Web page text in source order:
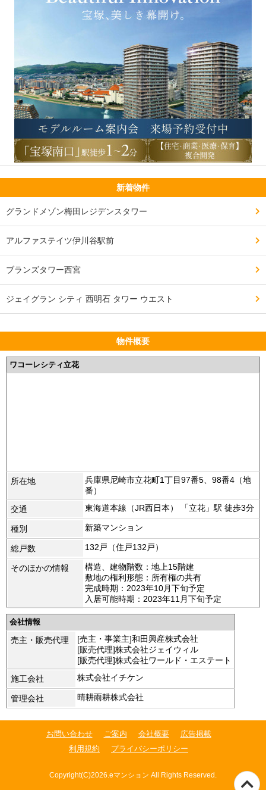
新着物件
グランドメゾン梅田レジデンスタワー
アルファステイツ伊川谷駅前
ブランズタワー西宮
ジェイグラン シティ 西明石 タワー ウエスト
物件概要
ワコーレシティ立花
所在地
兵庫県尼崎市立花町1丁目97番5、98番4（地
番）
交通
東海道本線（JR西日本） 「立花」駅 徒歩3分
種別 新築マンション
総戸数 132戸（住戸132戸）
そのほかの情報
構造、建物階数：地上15階建
敷地の権利形態：所有権の共有
完成時期：2023年10月下旬予定
入居可能時期：2023年11月下旬予定
会社情報
売主・販売代理
[売主・事業主]和田興産株式会社
[販売代理]株式会社ジェイウィル
[販売代理]株式会社ワールド・エステート
施工会社
株式会社イチケン
管理会社 晴耕雨耕株式会社
お問い合わせ ご案内 会社概要
広告掲載
利用規約
プライバシーポリシー
Copyright(C)2026.eマンション All Rights Reserved.